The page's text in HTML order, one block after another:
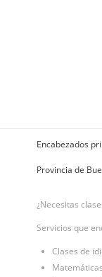
Encabezados
Provincia de
¿Necesitas
Servicios que
Clases de